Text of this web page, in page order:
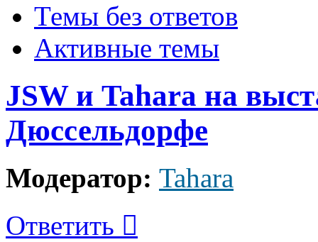
Темы без ответов
Активные темы
JSW и Tahara на
Дюссельдорфе
Модератор: Tahara
Ответить